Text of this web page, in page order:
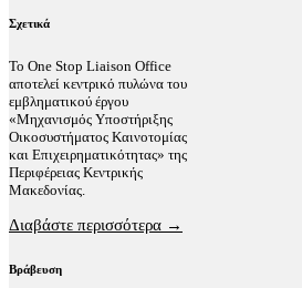
Σχετικά
Το One Stop Liaison Office
αποτελεί κεντρικό πυλώνα του
εμβληματικού έργου
«Μηχανισμός Υποστήριξης
Οικοσυστήματος Καινοτομίας
και Επιχειρηματικότητας» της
Περιφέρειας Κεντρικής
Μακεδονίας.
Διαβάστε περισσότερα →
Βράβευση